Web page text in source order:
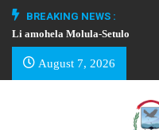
BREAKING NEWS :
Li amohela Molula-Setulo
August 7, 2026